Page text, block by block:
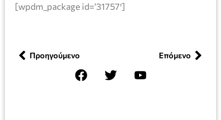
[wpdm_package id=’31757′]
Προηγούμενο Επόμενο